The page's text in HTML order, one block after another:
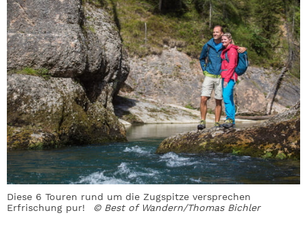
Diese 6 Touren rund um die Zugspitze versprechen
Erfrischung pur!
© Best of Wandern/Thomas Bichler